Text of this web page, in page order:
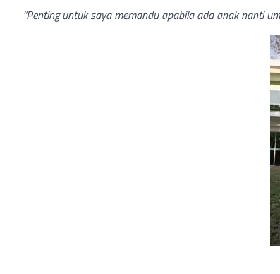
“Penting untuk saya memandu apabila ada anak nanti